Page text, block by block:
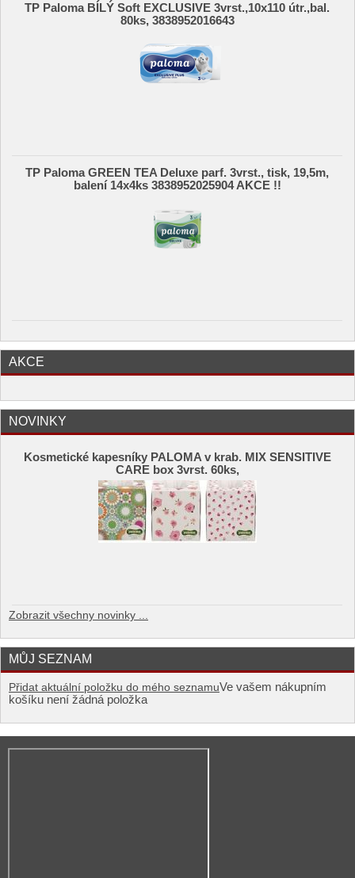
TP Paloma BÍLÝ Soft EXCLUSIVE 3vrst.,10x110 útr.,bal.
80ks, 3838952016643
TP Paloma GREEN TEA Deluxe parf. 3vrst., tisk, 19,5m,
balení 14x4ks 3838952025904 AKCE !!
AKCE
NOVINKY
Kosmetické kapesníky PALOMA v krab. MIX SENSITIVE
CARE box 3vrst. 60ks,
Zobrazit všechny novinky ...
MŮJ SEZNAM
Přidat aktuální položku do mého seznamuVe vašem nákupním
košíku není žádná položka